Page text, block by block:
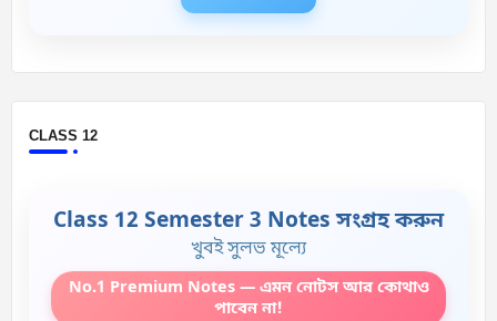
CLASS 12
Class 12 Semester 3 Notes সংগ্রহ করুন
খুবই সুলভ মূল্যে
No.1 Premium Notes — এমন নোটস আর কোথাও
পাবেন না!